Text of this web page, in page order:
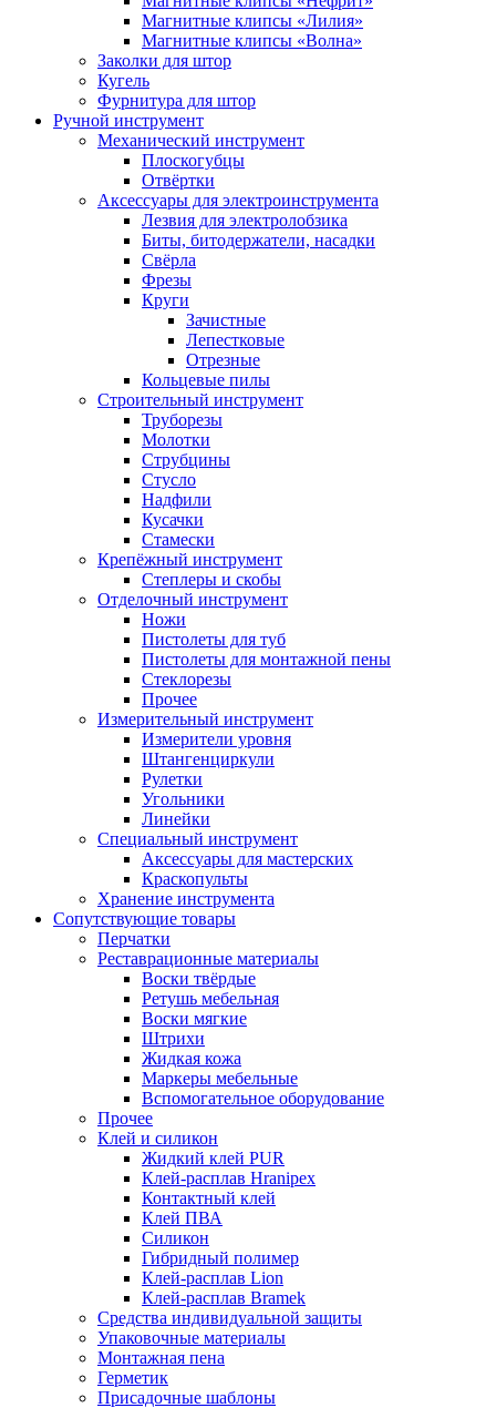
Магнитные клипсы «Лилия»
Магнитные клипсы «Волна»
Заколки для штор
Кугель
Фурнитура для штор
Ручной инструмент
Механический инструмент
Плоскогубцы
Отвёртки
Аксессуары для электроинструмента
Лезвия для электролобзика
Биты, битодержатели, насадки
Свёрла
Фрезы
Круги
Зачистные
Лепестковые
Отрезные
Кольцевые пилы
Строительный инструмент
Труборезы
Молотки
Струбцины
Стусло
Надфили
Кусачки
Стамески
Крепёжный инструмент
Степлеры и скобы
Отделочный инструмент
Ножи
Пистолеты для туб
Пистолеты для монтажной пены
Стеклорезы
Прочее
Измерительный инструмент
Измерители уровня
Штангенциркули
Рулетки
Угольники
Линейки
Специальный инструмент
Аксессуары для мастерских
Краскопульты
Хранение инструмента
Сопутствующие товары
Перчатки
Реставрационные материалы
Воски твёрдые
Ретушь мебельная
Воски мягкие
Штрихи
Жидкая кожа
Маркеры мебельные
Вспомогательное оборудование
Прочее
Клей и силикон
Жидкий клей PUR
Клей-расплав Hranipex
Контактный клей
Клей ПВА
Силикон
Гибридный полимер
Клей-расплав Lion
Клей-расплав Bramek
Средства индивидуальной защиты
Упаковочные материалы
Монтажная пена
Герметик
Присадочные шаблоны